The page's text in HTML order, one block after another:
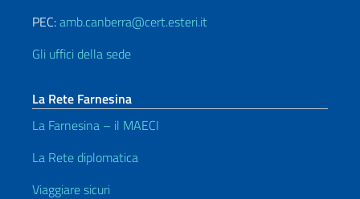
PEC:amb.canberra@cert.esteri.it
Gli uffici della sede
La Rete Farnesina
La Farnesina – il MAECI
La Rete diplomatica
Viaggiare sicuri